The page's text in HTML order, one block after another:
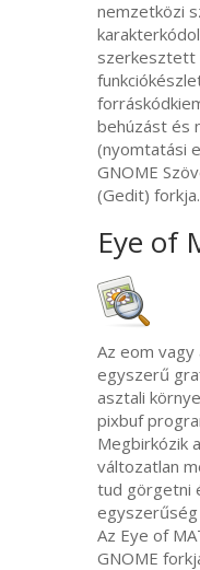
nemzetközi
szerkesztett
behúzást és
(nyomtatási
GNOME
(Gedit) forkja.
Eye of
Az eom
egyszerű
asztali
pixbuf
Megbirkózik
változatlan
tud görgetni
Az Eye of
GNOME